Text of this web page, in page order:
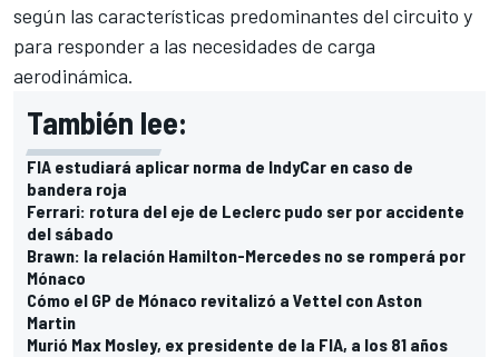
según las características predominantes del circuito y
para responder a las necesidades de carga
aerodinámica.
También lee:
FIA estudiará aplicar norma de IndyCar en caso de
bandera roja
Ferrari: rotura del eje de Leclerc pudo ser por accidente
del sábado
Brawn: la relación Hamilton-Mercedes no se romperá por
Mónaco
Cómo el GP de Mónaco revitalizó a Vettel con Aston
Martin
Murió Max Mosley, ex presidente de la FIA, a los 81 años